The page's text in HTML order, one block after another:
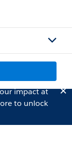
impact at
to unlock